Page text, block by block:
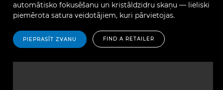
automātisko fokusēšanu un kristāldzidru skaņu — lieliski
piemērota satura veidotājiem, kuri pārvietojas.
PIEPRASĪT ZVANU FIND A RETAILER